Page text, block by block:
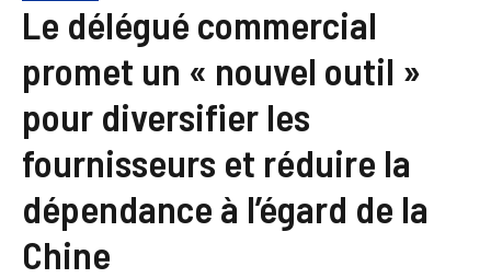
Le délégué commercial
promet un « nouvel outil »
pour diversifier les
fournisseurs et réduire la
dépendance à l’égard de la
Chine